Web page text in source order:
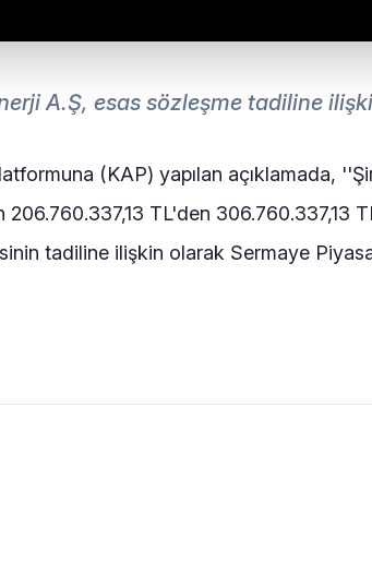
A.Ş, esas sözleşme tadiline
(KAP) yapılan açıklamada,
206.760.337,13 TL'den 306.760.337,13
tadiline ilişkin olarak Sermaye